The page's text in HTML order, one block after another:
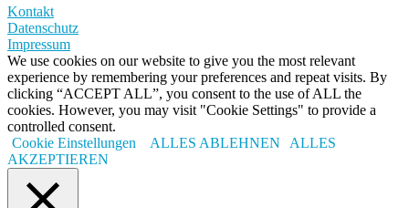
Kontakt
Datenschutz
Impressum
We use cookies on our website to give you the most relevant
experience by remembering your preferences and repeat visits. By
clicking “ACCEPT ALL”, you consent to the use of ALL the
cookies. However, you may visit "Cookie Settings" to provide a
controlled consent.
Cookie Einstellungen
ALLES ABLEHNEN
ALLES
AKZEPTIEREN